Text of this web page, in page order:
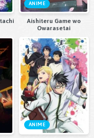
ANIME
Aishiteru Game wo
Owarasetai
ANIME